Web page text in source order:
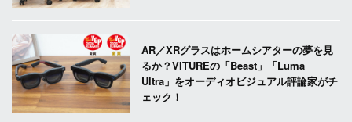
AR／XRグラスはホームシアターの夢を見
るか？VITUREの「Beast」「Luma
Ultra」をオーディオビジュアル評論家がチ
ェック！